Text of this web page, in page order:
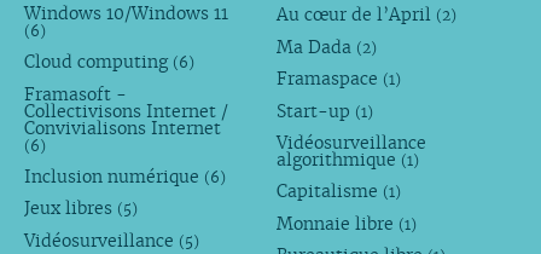
Windows 10/Windows 11
(6)
Cloud computing (6)
Framasoft -
Collectivisons Internet /
Convivialisons Internet
(6)
Inclusion numérique (6)
Jeux libres (5)
Vidéosurveillance (5)
Au cœur de l’April (2)
Ma Dada (2)
Framaspace (1)
Start-up (1)
Vidéosurveillance
algorithmique (1)
Capitalisme (1)
Monnaie libre (1)